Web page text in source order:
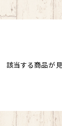
該当する商品が見